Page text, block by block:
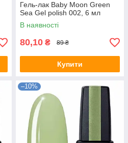
Гель-лак Baby Moon Green
Sea Gel polish 002, 6 мл
В наявності
80,10 ₴ 89 ₴
Купити
–10%